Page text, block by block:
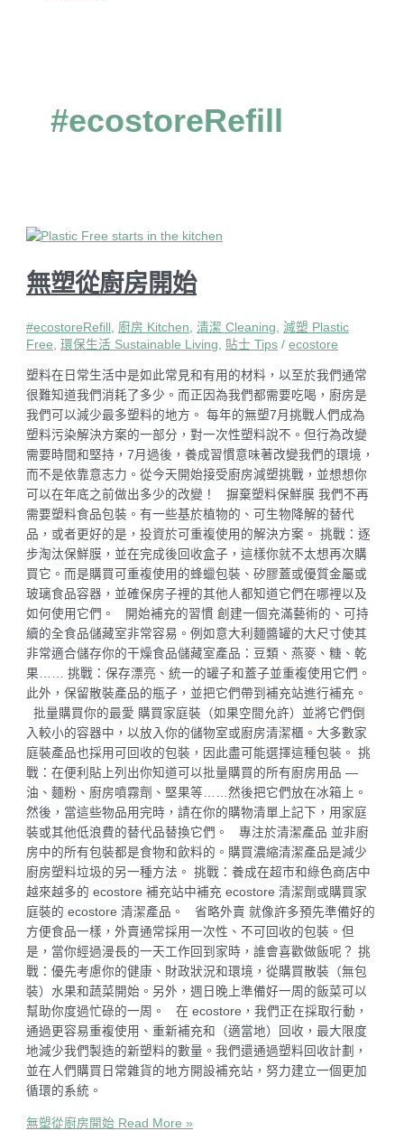
#ecostoreRefill
無塑從廚房開始
#ecostoreRefill , 廚房 Kitchen,清潔 Cleaning,減塑 Plastic
Free,環保生活 Sustainable Living, 貼士 Tips /ecostore
塑料在日常生活中是如此常見和有用的材料，以至於我們通常
很難知道我們消耗了多少。而正因為我們都需要吃喝，廚房是
我們可以減少最多塑料的地方。 每年的無塑7月挑戰人們成為
塑料污染解決方案的一部分，對一次性塑料說不。但行為改變
需要時間和堅持，7月過後，養成習慣意味著改變我們的環境，
而不是依靠意志力。從今天開始接受廚房減塑挑戰，並想想你
可以在年底之前做出多少的改變！ 摒棄塑料保鮮膜 我們不再
需要塑料食品包裝。有一些基於植物的、可生物降解的替代
品，或者更好的是，投資於可重複使用的解決方案。 挑戰：逐
步淘汰保鮮膜，並在完成後回收盒子，這樣你就不太想再次購
買它。而是購買可重複使用的蜂蠟包裝、矽膠蓋或優質金屬或
玻璃食品容器，並確保房子裡的其他人都知道它們在哪裡以及
如何使用它們。 開始補充的習慣 創建一個充滿藝術的、可持
續的全食品儲藏室非常容易。例如意大利麵醬罐的大尺寸使其
非常適合儲存你的干燥食品儲藏室產品：豆類、燕麥、糖、乾
果…… 挑戰：保存漂亮、統一的罐子和蓋子並重複使用它們。
此外，保留散裝產品的瓶子，並把它們帶到補充站進行補充。
批量購買你的最愛 購買家庭裝（如果空間允許）並將它們倒
入較小的容器中，以放入你的儲物室或廚房清潔櫃。大多數家
庭裝產品也採用可回收的包裝，因此盡可能選擇這種包裝。 挑
戰：在便利貼上列出你知道可以批量購買的所有廚房用品 —
油、麵粉、廚房噴霧劑、堅果等……然後把它們放在冰箱上。
然後，當這些物品用完時，請在你的購物清單上記下，用家庭
裝或其他低浪費的替代品替換它們。 專注於清潔產品 並非廚
房中的所有包裝都是食物和飲料的。購買濃縮清潔產品是減少
廚房塑料垃圾的另一種方法。 挑戰：養成在超市和綠色商店中
越來越多的 ecostore 補充站中補充 ecostore 清潔劑或購買家
庭裝的 ecostore 清潔產品。 省略外賣 就像許多預先準備好的
方便食品一樣，外賣通常採用一次性、不可回收的包裝。但
是，當你經過漫長的一天工作回到家時，誰會喜歡做飯呢？ 挑
戰：優先考慮你的健康、財政狀況和環境，從購買散裝（無包
裝）水果和蔬菜開始。另外，週日晚上準備好一周的飯菜可以
幫助你度過忙碌的一周。 在 ecostore，我們正在採取行動，
通過更容易重複使用、重新補充和（適當地）回收，最大限度
地減少我們製造的新塑料的數量。我們還通過塑料回收計劃，
並在人們購買日常雜貨的地方開設補充站，努力建立一個更加
循環的系統。
無塑從廚房開始 Read More »